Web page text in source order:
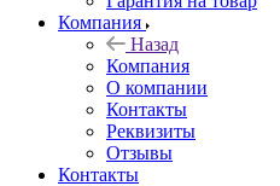
Компания
Назад
Компания
О компании
Контакты
Реквизиты
Отзывы
Контакты